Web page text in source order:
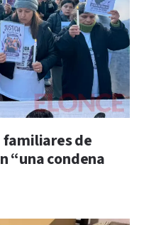
familiares de
“una condena